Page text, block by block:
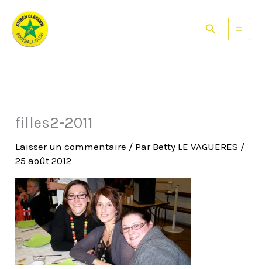
contenu
Rechercher
filles2-2011
Laisser un commentaire / Par Betty LE VAGUERES /
25 août 2012